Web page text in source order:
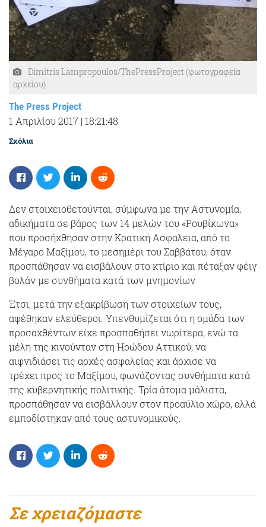
Dimitris Lampropoulos/ThePressProject (φωτογραφεία
αρχείου)
The Press Project
1 Απριλίου 2017 | 18:21:48
Σχόλια
Δεν στοιχειοθετούνται, σύμφωνα με την Αστυνομία,
αδικήματα σε βάρος των 14 μελών του «Ρουβίκωνα»
που προσήχθησαν στην Κρατική Ασφαλεια, από το
Μέγαρο Μαξίμου, το μεσημέρι του Σαββάτου, όταν
προσπάθησαν να εισβάλουν στο κτίριο και πέταξαν φέιγ
βολάν με συνθήματα κατά των μνημονίων
Έτσι, μετά την εξακρίβωση των στοιχείων τους,
αφέθηκαν ελεύθεροι. Υπενθυμίζεται ότι η ομάδα των
προσαχθέντων είχε προσπαθήσει νωρίτερα, ενώ τα
μέλη της κινούνταν στη Ηρώδου Αττικού, να
αιφνιδιάσει τις αρχές ασφαλείας και άρχισε να
τρέχει προς το Μαξίμου, φωνάζοντας συνθήματα κατά
της κυβερνητικής πολιτικής. Τρία άτομα μάλιστα,
προσπάθησαν να εισβάλλουν στον προαύλιο χώρο, αλλά
εμποδίστηκαν από τους αστυνομικούς.
Σε χρειαζόμαστε